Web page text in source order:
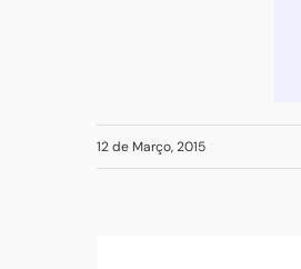
12 de Março, 2015